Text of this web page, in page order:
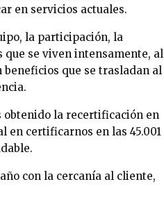
en servicios actuales.
la participación, la
que se viven intensamente, al
beneficios que se trasladan al
obtenido la recertificación en
en certificarnos en las 45.001
con la cercanía al cliente,